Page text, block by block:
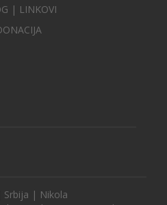
| LINKOVI
Srbija | Nikola